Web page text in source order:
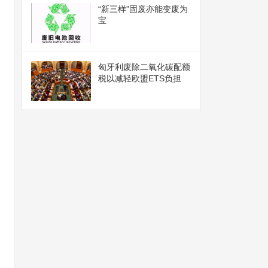
“新三样”固废亦能变废为
宝
匈牙利废除二氧化碳配额
税以减轻欧盟ETS负担